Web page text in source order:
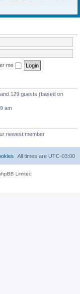
me
129 guests (based on
am
newest member
All times are UTC-03:00
Limited